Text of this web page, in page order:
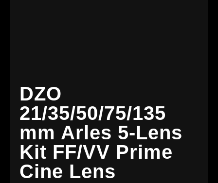
DZO
21/35/50/75/135
mm Arles 5-Lens
Kit FF/VV Prime
Cine Lens